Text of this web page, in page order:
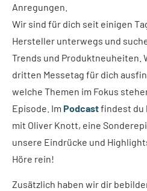
Anregungen.
Wir sind für dich seit einigen
Hersteller unterwegs und
Trends und Produktneuheiten.
dritten Messetag für dich
welche Themen im Fokus
Episode. Im Podcastfindest du
mit Oliver Knott, eine
unsere Eindrücke und
Höre rein!
Zusätzlich haben wir dir